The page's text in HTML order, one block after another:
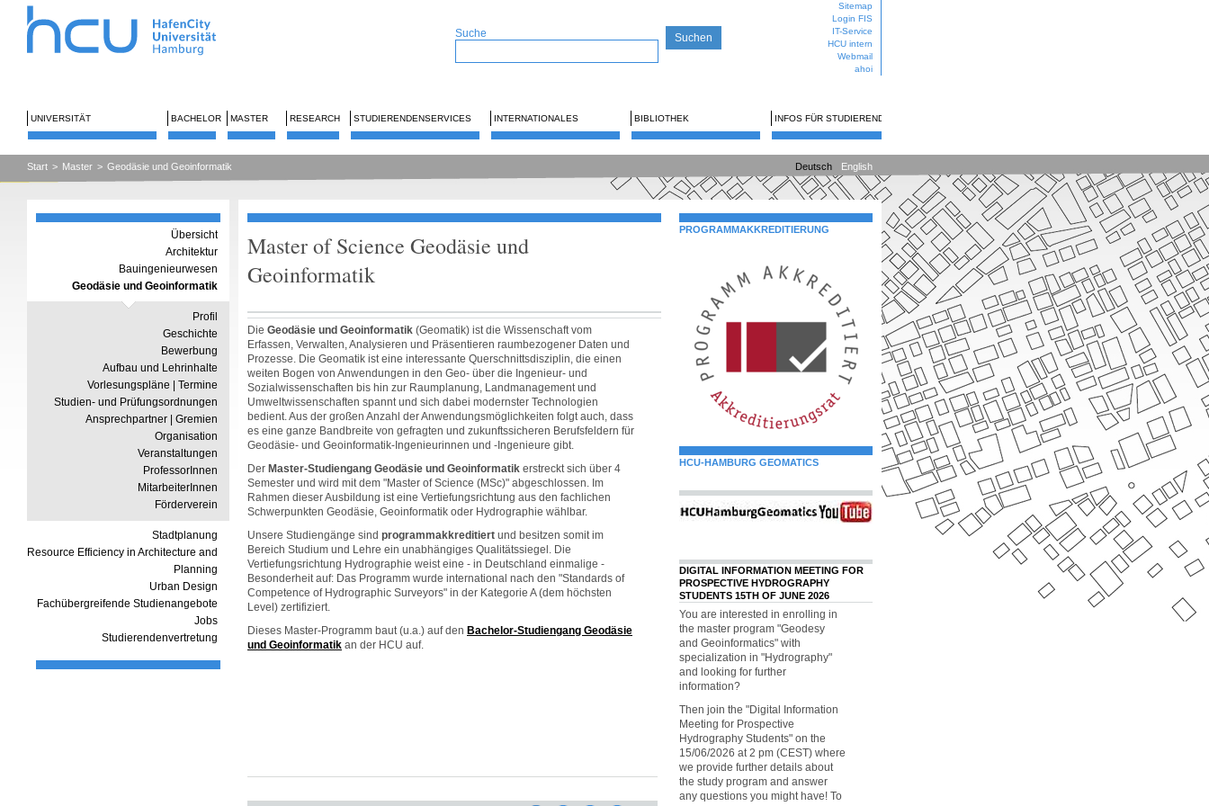
Suche
Sitemap
Login FIS
IT-Service
HCU intern
Webmail
ahoi
UNIVERSITÄT BACHELOR MASTER RESEARCH STUDIERENDENSERVICES INTERNATIONALES BIBLIOTHEK INFOS FÜR STUDIERENDE
Start > Master > Geodäsie und Geoinformatik Deutsch English
Übersicht
Architektur
Bauingenieurwesen
Geodäsie und Geoinformatik
Profil
Geschichte
Bewerbung
Aufbau und Lehrinhalte
Vorlesungspläne | Termine
Studien- und Prüfungsordnungen
Ansprechpartner | Gremien
Organisation
Veranstaltungen
ProfessorInnen
MitarbeiterInnen
Förderverein
Stadtplanung
Resource Efficiency in Architecture and
Planning
Urban Design
Fachübergreifende Studienangebote
Jobs
Studierendenvertretung
Master of Science Geodäsie und
Geoinformatik
Die Geodäsie und Geoinformatik (Geomatik) ist die Wissenschaft vom
Erfassen, Verwalten, Analysieren und Präsentieren raumbezogener Daten und
Prozesse. Die Geomatik ist eine interessante Querschnittsdisziplin, die einen
weiten Bogen von Anwendungen in den Geo- über die Ingenieur- und
Sozialwissenschaften bis hin zur Raumplanung, Landmanagement und
Umweltwissenschaften spannt und sich dabei modernster Technologien
bedient. Aus der großen Anzahl der Anwendungsmöglichkeiten folgt auch, dass
es eine ganze Bandbreite von gefragten und zukunftssicheren Berufsfeldern für
Geodäsie- und Geoinformatik-Ingenieurinnen und -Ingenieure gibt.
Der Master-Studiengang Geodäsie und Geoinformatik erstreckt sich über 4
Semester und wird mit dem "Master of Science (MSc)" abgeschlossen. Im
Rahmen dieser Ausbildung ist eine Vertiefungsrichtung aus den fachlichen
Schwerpunkten Geodäsie, Geoinformatik oder Hydrographie wählbar.
Unsere Studiengänge sind programmakkreditiert und besitzen somit im
Bereich Studium und Lehre ein unabhängiges Qualitätssiegel. Die
Vertiefungsrichtung Hydrographie weist eine - in Deutschland einmalige -
Besonderheit auf: Das Programm wurde international nach den "Standards of
Competence of Hydrographic Surveyors" in der Kategorie A (dem höchsten
Level) zertifiziert.
Dieses Master-Programm baut (u.a.) auf den Bachelor-Studiengang Geodäsie
und Geoinformatik an der HCU auf.
PROGRAMMAKKREDITIERUNG
HCU-HAMBURG GEOMATICS
DIGITAL INFORMATION MEETING FOR
PROSPECTIVE HYDROGRAPHY
STUDENTS 15TH OF JUNE 2026
You are interested in enrolling in
the master program "Geodesy
and Geoinformatics" with
specialization in "Hydrography"
and looking for further
information?
Then join the "Digital Information
Meeting for Prospective
Hydrography Students" on the
15/06/2026 at 2 pm (CEST) where
we provide further details about
the study program and answer
any questions you might have! To